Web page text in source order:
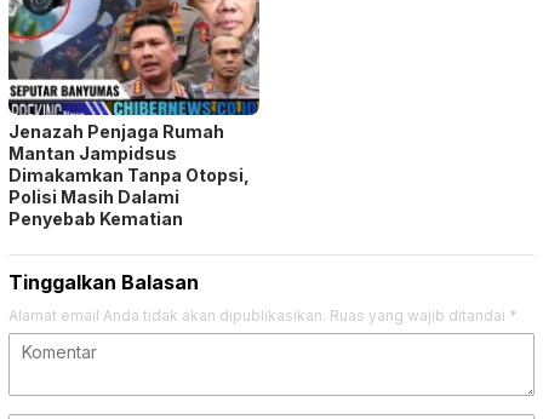
Jenazah Penjaga Rumah
Mantan Jampidsus
Dimakamkan Tanpa Otopsi,
Polisi Masih Dalami
Penyebab Kematian
Tinggalkan Balasan
Alamat email Anda tidak akan dipublikasikan. Ruas yang wajib ditandai *